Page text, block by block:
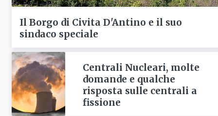
Il Borgo di Civita D'Antino e il suo
sindaco speciale
Centrali Nucleari, molte
domande e qualche
risposta sulle centrali a
fissione